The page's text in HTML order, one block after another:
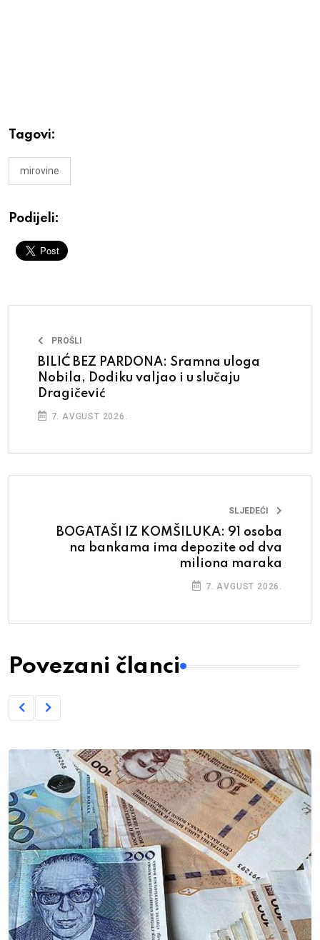
Tagovi:
mirovine
Podijeli:
PROŠLI
BILIĆ BEZ PARDONA: Sramna uloga
Nobila, Dodiku valjao i u slučaju
Dragičević
7. AVGUST 2026.
SLJEDEĆI
BOGATAŠI IZ KOMŠILUKA: 91 osoba
na bankama ima depozite od dva
miliona maraka
7. AVGUST 2026.
Povezani članci